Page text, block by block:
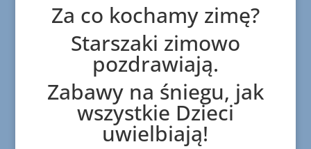
Za co kochamy zimę?
Starszaki zimowo
pozdrawiają.
Zabawy na śniegu, jak
wszystkie Dzieci
uwielbiają!